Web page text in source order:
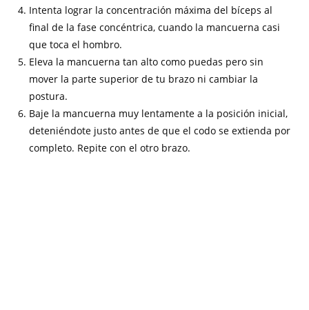
Intenta lograr la concentración máxima del bíceps al
final de la fase concéntrica, cuando la mancuerna casi
que toca el hombro.
Eleva la mancuerna tan alto como puedas pero sin
mover la parte superior de tu brazo ni cambiar la
postura.
Baje la mancuerna muy lentamente a la posición inicial,
deteniéndote justo antes de que el codo se extienda por
completo. Repite con el otro brazo.